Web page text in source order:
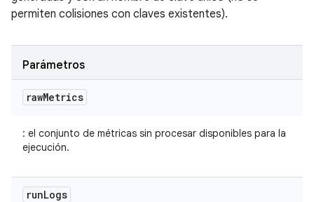
permiten colisiones con claves existentes).
Parámetros
rawMetrics
: el conjunto de métricas sin procesar disponibles para la
ejecución.
runLogs